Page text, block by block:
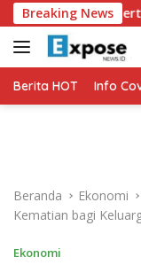
a
g
u
Breaking News
DMO Siap Bertarung
Berita HOT Info
Beranda Ekonomi
Kematian bagi
Ekonomi